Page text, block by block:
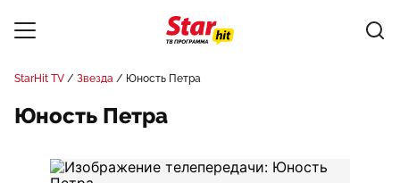
StarHit TV Звезда Юность Петра
Юность Петра